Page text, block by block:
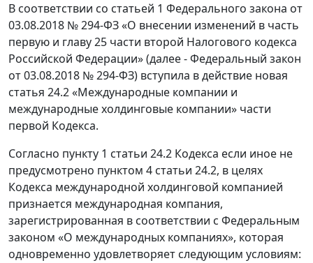
В соответствии со статьей 1 Федерального закона от
03.08.2018 № 294-ФЗ «О внесении изменений в часть
первую и главу 25 части второй Налогового кодекса
Российской Федерации» (далее - Федеральный закон
от 03.08.2018 № 294-ФЗ) вступила в действие новая
статья 24.2 «Международные компании и
международные холдинговые компании» части
первой Кодекса.
Согласно пункту 1 статьи 24.2 Кодекса если иное не
предусмотрено пунктом 4 статьи 24.2, в целях
Кодекса международной холдинговой компанией
признается международная компания,
зарегистрированная в соответствии с Федеральным
законом «О международных компаниях», которая
одновременно удовлетворяет следующим условиям: